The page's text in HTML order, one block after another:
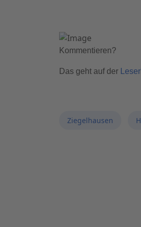
Kommentieren?
Das geht auf der
Ziegelhausen